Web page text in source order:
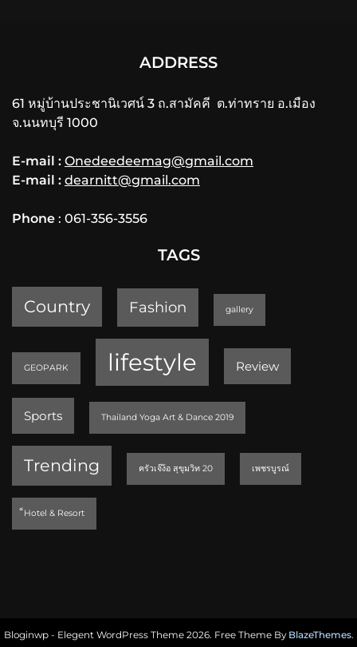
ADDRESS
61 หมู่บ้านประชานิเวศน์ 3 ถ.สามัคคี ต.ท่าทราย อ.เมือง
จ.นนทบุรี 1000
E-mail : Onedeedeemag@gmail.com
E-mail : dearnitt@gmail.com
Phone : 061-356-3556
TAGS
Country Fashion gallery
GEOPARK lifestyle Review
Sports Thailand Yoga Art & Dance 2019
Trending ครัวเจ๊ง้อ สุขุมวิท 20 เพชรบูรณ์
็Hotel & Resort
Bloginwp - Elegent WordPress Theme 2026. Free Theme By BlazeThemes.